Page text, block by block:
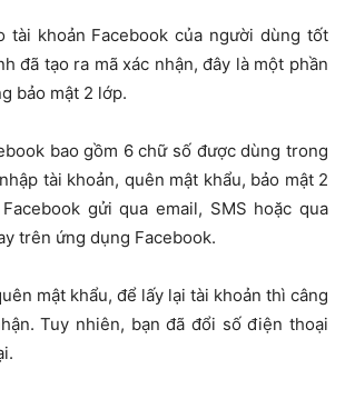
tài khoản Facebook của người dùng tốt
đã tạo ra mã xác nhận, đây là một phần
bảo mật 2 lớp.
bao gồm 6 chữ số được dùng trong
tài khoản, quên mật khẩu, bảo mật 2
gửi qua email, SMS hoặc qua
trên ứng dụng Facebook.
mật khẩu, để lấy lại tài khoản thì câng
Tuy nhiên, bạn đã đổi số điện thoại